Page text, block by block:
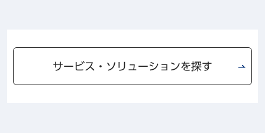
サービス・ソリューションを探す